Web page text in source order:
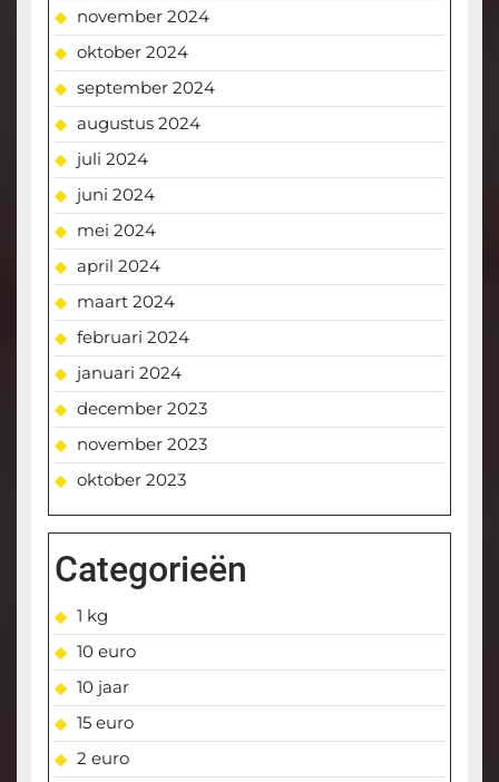
november 2024
oktober 2024
september 2024
augustus 2024
juli 2024
juni 2024
mei 2024
april 2024
maart 2024
februari 2024
januari 2024
december 2023
november 2023
oktober 2023
Categorieën
1 kg
10 euro
10 jaar
15 euro
2 euro